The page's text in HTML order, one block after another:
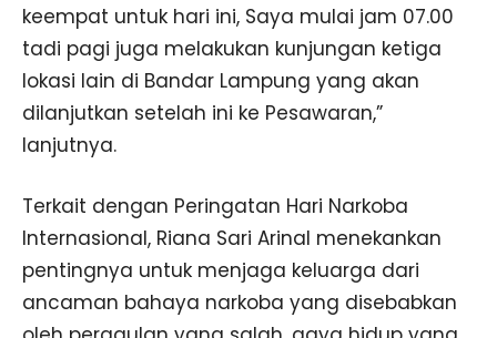
keempat untuk hari ini, Saya mulai jam 07.00
tadi pagi juga melakukan kunjungan ketiga
lokasi lain di Bandar Lampung yang akan
dilanjutkan setelah ini ke Pesawaran,”
lanjutnya.
Terkait dengan Peringatan Hari Narkoba
Internasional, Riana Sari Arinal menekankan
pentingnya untuk menjaga keluarga dari
ancaman bahaya narkoba yang disebabkan